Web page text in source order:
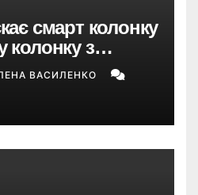
смарт колонку
колонку з
та цінником
ВАСИЛЕНКО